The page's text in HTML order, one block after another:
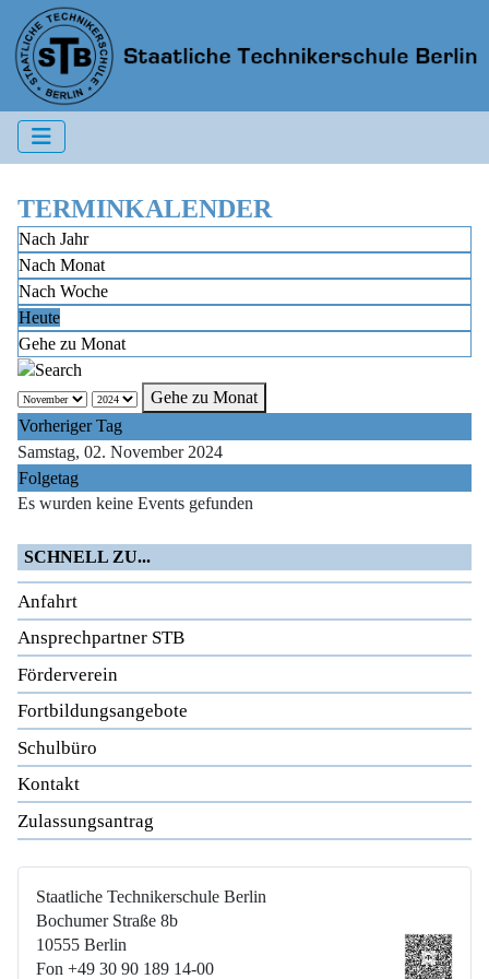
TERMINKALENDER
Nach Jahr
Nach Monat
Nach Woche
Heute
Gehe zu Monat
Gehe zu Monat
Vorheriger Tag
Samstag, 02. November 2024
Folgetag
Es wurden keine Events gefunden
SCHNELL ZU...
Anfahrt
Ansprechpartner STB
Förderverein
Fortbildungsangebote
Schulbüro
Kontakt
Zulassungsantrag
Staatliche Technikerschule Berlin
Bochumer Straße 8b
10555 Berlin
Fon +49 30 90 189 14-00